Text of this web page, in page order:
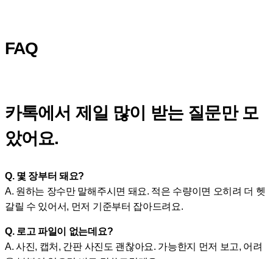
FAQ
카톡에서 제일 많이 받는 질문만 모
았어요.
Q. 몇 장부터 돼요?
A. 원하는 장수만 말해주시면 돼요. 적은 수량이면 오히려 더 헷
갈릴 수 있어서, 먼저 기준부터 잡아드려요.
Q. 로고 파일이 없는데요?
A. 사진, 캡처, 간판 사진도 괜찮아요. 가능한지 먼저 보고, 어려